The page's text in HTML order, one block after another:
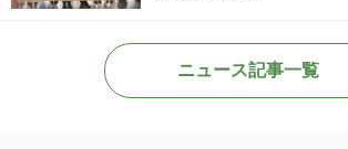
ニュース記事一覧